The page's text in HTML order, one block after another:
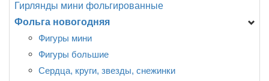
Мультфильмы, сказки ...
Новорождённые
Птицы, насекомые
Разное
Растения
Мультфильмы
Новорожденные
Подводный мир
Птицы, бабочки, насекомые
Разное
Гирлянды мини фольгированные
Фольга новогодняя
Фигуры мини
Фигуры большие
Сердца, круги, звезды, снежинки